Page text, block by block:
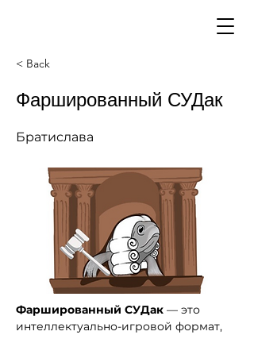
< Back
Фаршированный СУДак
Братислава
Фаршированный СУДак — это
интеллектуально-игровой формат,